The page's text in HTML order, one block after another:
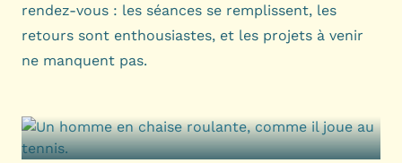
rendez-vous : les séances se remplissent, les
retours sont enthousiastes, et les projets à venir
ne manquent pas.